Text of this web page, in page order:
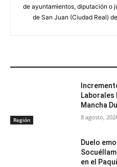
de ayuntamientos, diputación o
de San Juan (Ciudad Real)
Región
Laborales
Mancha
8 agosto,
Duelo
en el